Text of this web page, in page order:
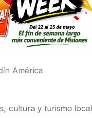
América
cultura y turismo local